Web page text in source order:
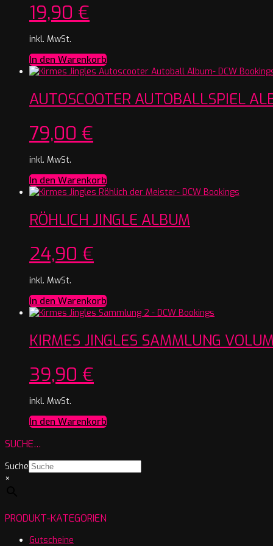
19,90 €
inkl. MwSt.
In den Warenkorb
AUTOSCOOTER AUTOBALLSPIEL
79,00 €
inkl. MwSt.
In den Warenkorb
RÖHLICH JINGLE ALBUM
24,90 €
inkl. MwSt.
In den Warenkorb
KIRMES JINGLES SAMMLUNG
39,90 €
inkl. MwSt.
In den Warenkorb
SUCHE…
Suche
×
PRODUKT-KATEGORIEN
Gutscheine